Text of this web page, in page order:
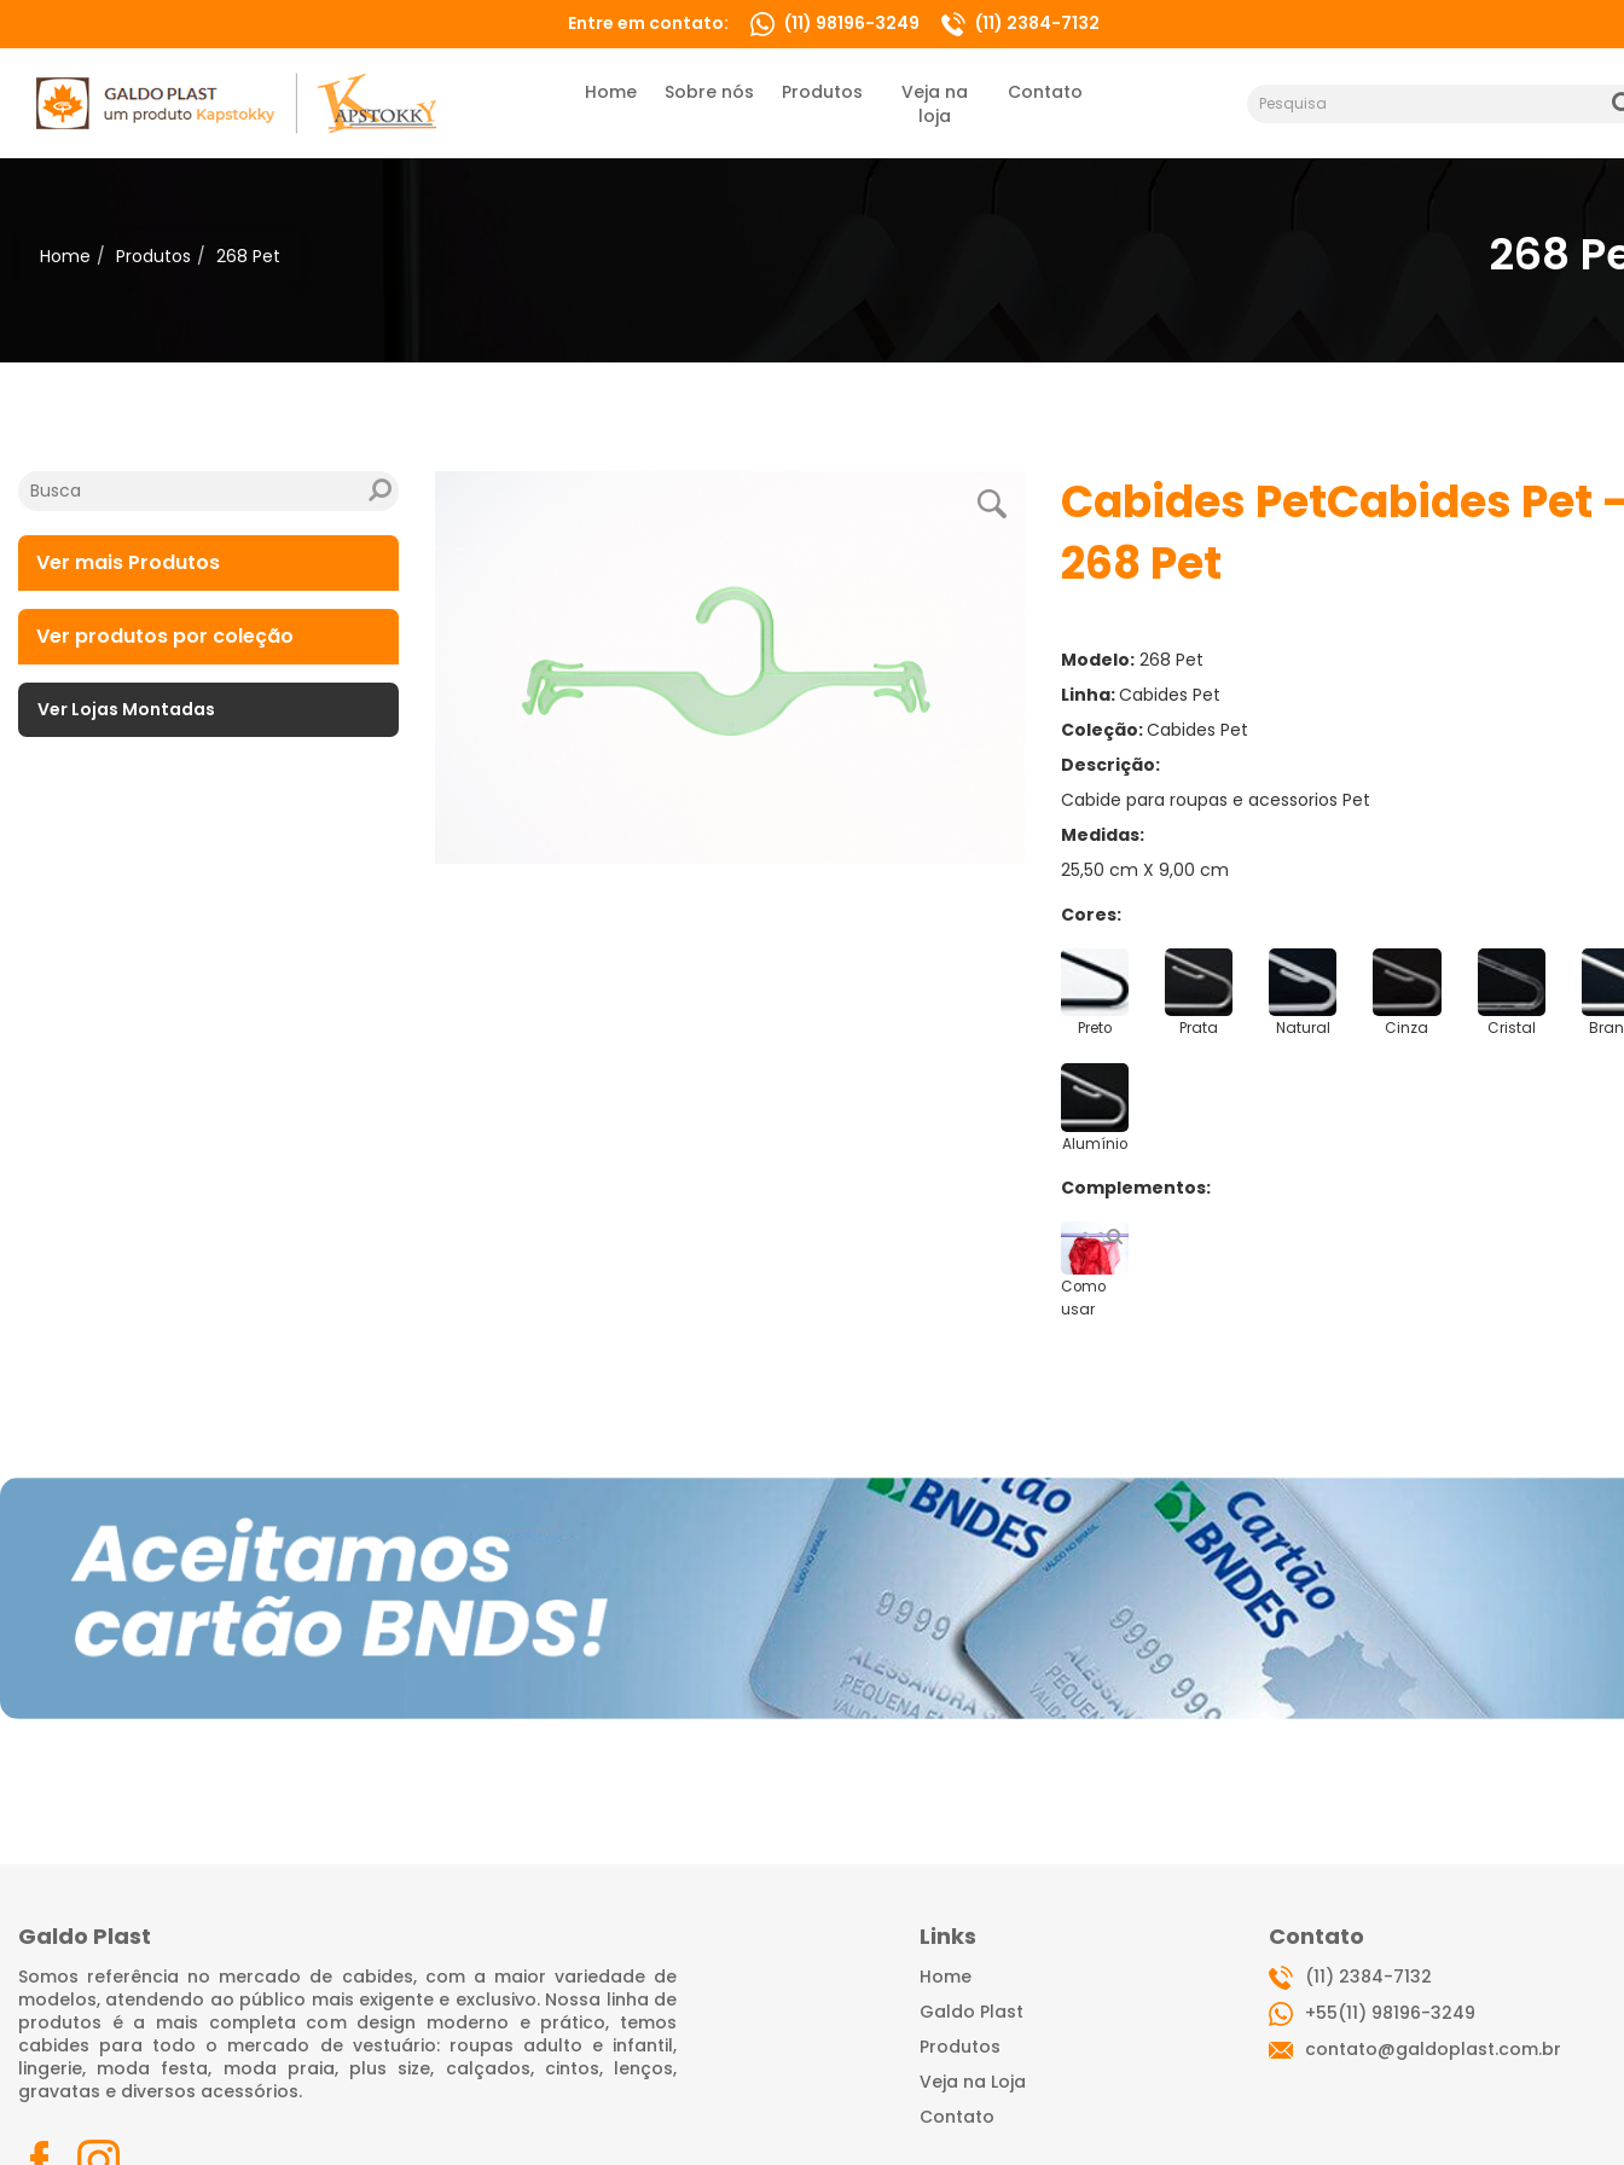
Entre em contato: (11) 98196-3249 (11) 2384-7132
Home Sobre nós Produtos
Veja na
loja
Contato
Home Produtos 268 Pet 268
Ver mais Produtos
Ver produtos por coleção
Ver Lojas Montadas
Cabides PetCabides Pet
268 Pet
Modelo:268 Pet
Linha:Cabides Pet
Coleção:Cabides Pet
Descrição:
Cabide para roupas e acessorios Pet
Medidas:
25,50 cm X 9,00 cm
Cores:
Preto Prata Natural Cinza Cristal
Alumínio
Complementos:
Como
usar
Galdo Plast
Somos referência no mercado de cabides, com a maior variedade de
modelos, atendendo ao público mais exigente e exclusivo. Nossa linha de
produtos é a mais completa com design moderno e prático, temos
cabides para todo o mercado de vestuário: roupas adulto e infantil,
lingerie, moda festa, moda praia, plus size, calçados, cintos, lenços,
gravatas e diversos acessórios.
Links
Home
Galdo Plast
Produtos
Veja na Loja
Contato
Contato
(11) 2384-7132
+55(11) 98196-3249
contato@galdoplast.com.br